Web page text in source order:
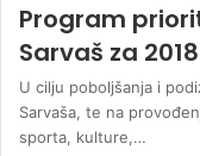
Program
Sarvaš za
U cilju poboljšanja i
Sarvaša, te na
sporta, kulture,…